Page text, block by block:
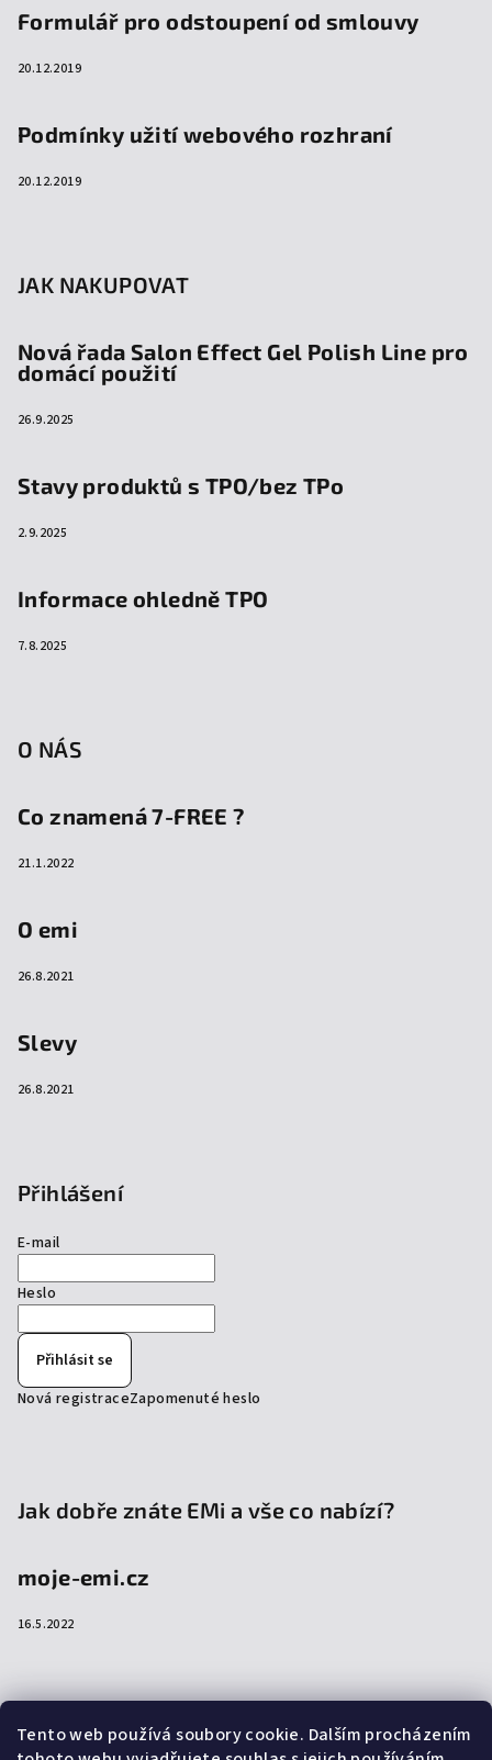
Tento web používá soubory cookie. Dalším procházením
Formulář pro odstoupení od smlouvy
20.12.2019
Podmínky užití webového rozhraní
20.12.2019
JAK NAKUPOVAT
Nová řada Salon Effect Gel Polish Line pro
domácí použití
26.9.2025
Stavy produktů s TPO/bez TPo
2.9.2025
Informace ohledně TPO
7.8.2025
O NÁS
Co znamená 7-FREE ?
21.1.2022
O emi
26.8.2021
Slevy
26.8.2021
Přihlášení
E-mail
Heslo
Přihlásit se
Nová registraceZapomenuté heslo
Jak dobře znáte EMi a vše co nabízí?
moje-emi.cz
16.5.2022
Přijímáme online platby